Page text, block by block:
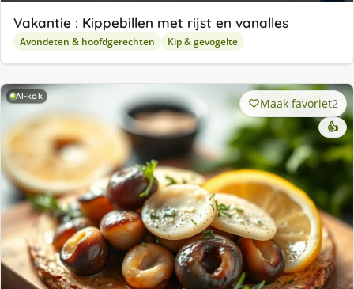
Vakantie : Kippebillen met rijst en vanalles
Avondeten & hoofdgerechten Kip & gevogelte
AI-kok Maak favoriet2
👍